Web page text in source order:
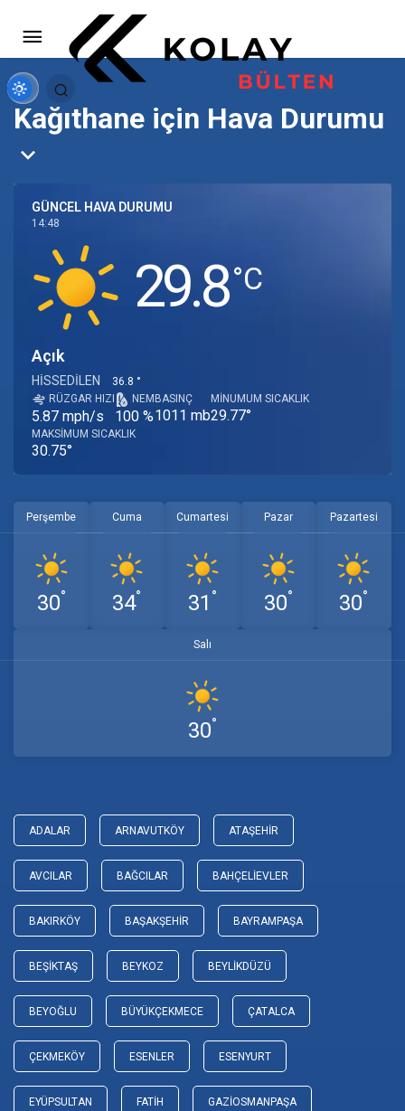
Kağıthane için Hava Durumu
GÜNCEL HAVA DURUMU
14:48
29.8‎°C
Açık
HISSEDILEN
36.8 °
RÜZGAR HIZI
5.87 mph/s
NEM
100 %
BASINÇ
1011 mb
MINUMUM SICAKLIK
29.77°
MAKSIMUM SICAKLIK
30.75°
Perşembe
30°
Cuma
34°
Cumartesi
31 °
Pazar
30°
Pazartesi
30°
Salı
30°
ADALAR ARNAVUTKÖY ATAŞEHIR
AVCILAR BAĞCILAR BAHÇELIEVLER
BAKIRKÖY BAŞAKŞEHIR BAYRAMPAŞA
BEŞIKTAŞ BEYKOZ BEYLIKDÜZÜ
BEYOĞLU BÜYÜKÇEKMECE ÇATALCA
ÇEKMEKÖY ESENLER ESENYURT
EYÜPSULTAN FATIH GAZIOSMANPAŞA